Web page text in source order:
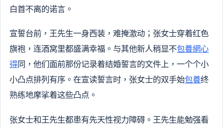
白首不离的诺言。
宣誓台前，王先生一身西装，难掩激动；张女士穿着红色
旗袍，连酒窝里都盛满幸福。与其他新人稍显不包養網心
得同，他们面前那份记录着结婚誓言的文件上，一个个小
小凸点排列有序。在宣读誓言时，张女士的双手始包養终
熟练地摩挲着这些凸点。
张女士和王先生都患有先天性视力障碍。王先生能勉强看